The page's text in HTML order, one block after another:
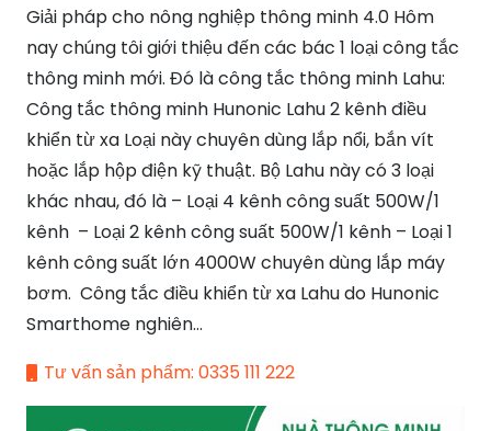
là:
435.000 ₫.
tại
là:
298.000 ₫.
Giải pháp cho nông nghiệp thông minh 4.0 Hôm
nay chúng tôi giới thiệu đến các bác 1 loại công tắc
thông minh mới. Đó là công tắc thông minh Lahu:
Công tắc thông minh Hunonic Lahu 2 kênh điều
khiển từ xa Loại này chuyên dùng lắp nổi, bắn vít
hoặc lắp hộp điện kỹ thuật. Bộ Lahu này có 3 loại
khác nhau, đó là – Loại 4 kênh công suất 500W/1
kênh – Loại 2 kênh công suất 500W/1 kênh – Loại 1
kênh công suất lớn 4000W chuyên dùng lắp máy
bơm. Công tắc điều khiển từ xa Lahu do Hunonic
Smarthome nghiên…
Tư vấn sản phẩm: 0335 111 222